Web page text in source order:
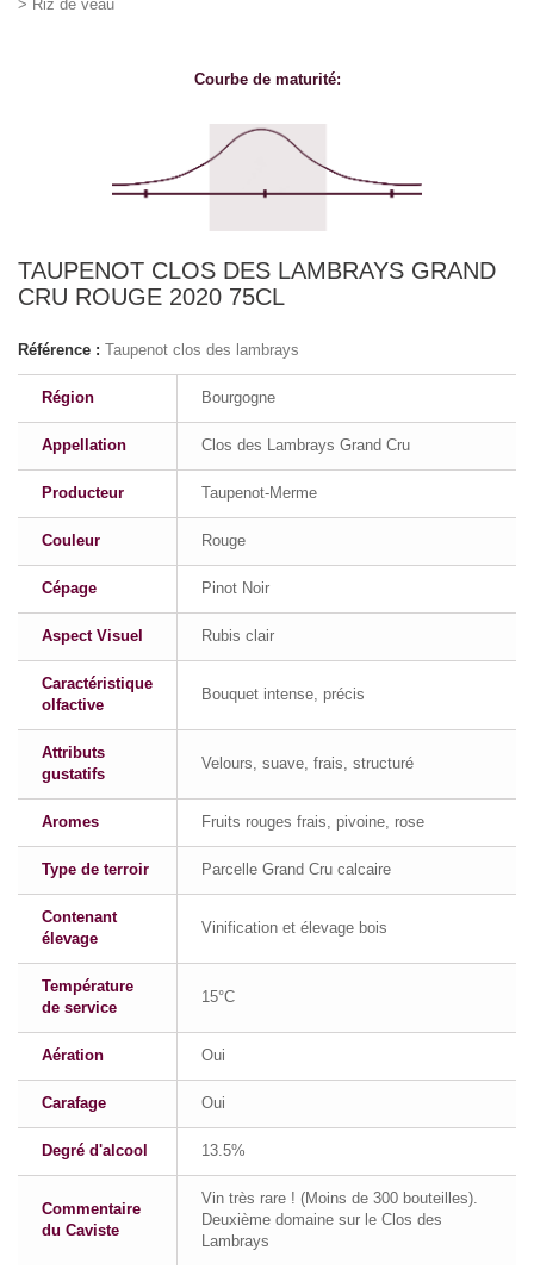
> Riz de veau
Courbe de maturité:
TAUPENOT CLOS DES LAMBRAYS GRAND
CRU ROUGE 2020 75CL
Référence : Taupenot clos des lambrays
Région Bourgogne
Appellation Clos des Lambrays Grand Cru
Producteur Taupenot-Merme
Couleur Rouge
Cépage Pinot Noir
Aspect Visuel Rubis clair
Caractéristique
olfactive
Bouquet intense, précis
Attributs
gustatifs
Velours, suave, frais, structuré
Aromes Fruits rouges frais, pivoine, rose
Type de terroir Parcelle Grand Cru calcaire
Contenant
élevage
Vinification et élevage bois
Température
de service
15°C
Aération Oui
Carafage Oui
Degré d'alcool 13.5%
Commentaire
du Caviste
Vin très rare ! (Moins de 300 bouteilles).
Deuxième domaine sur le Clos des
Lambrays